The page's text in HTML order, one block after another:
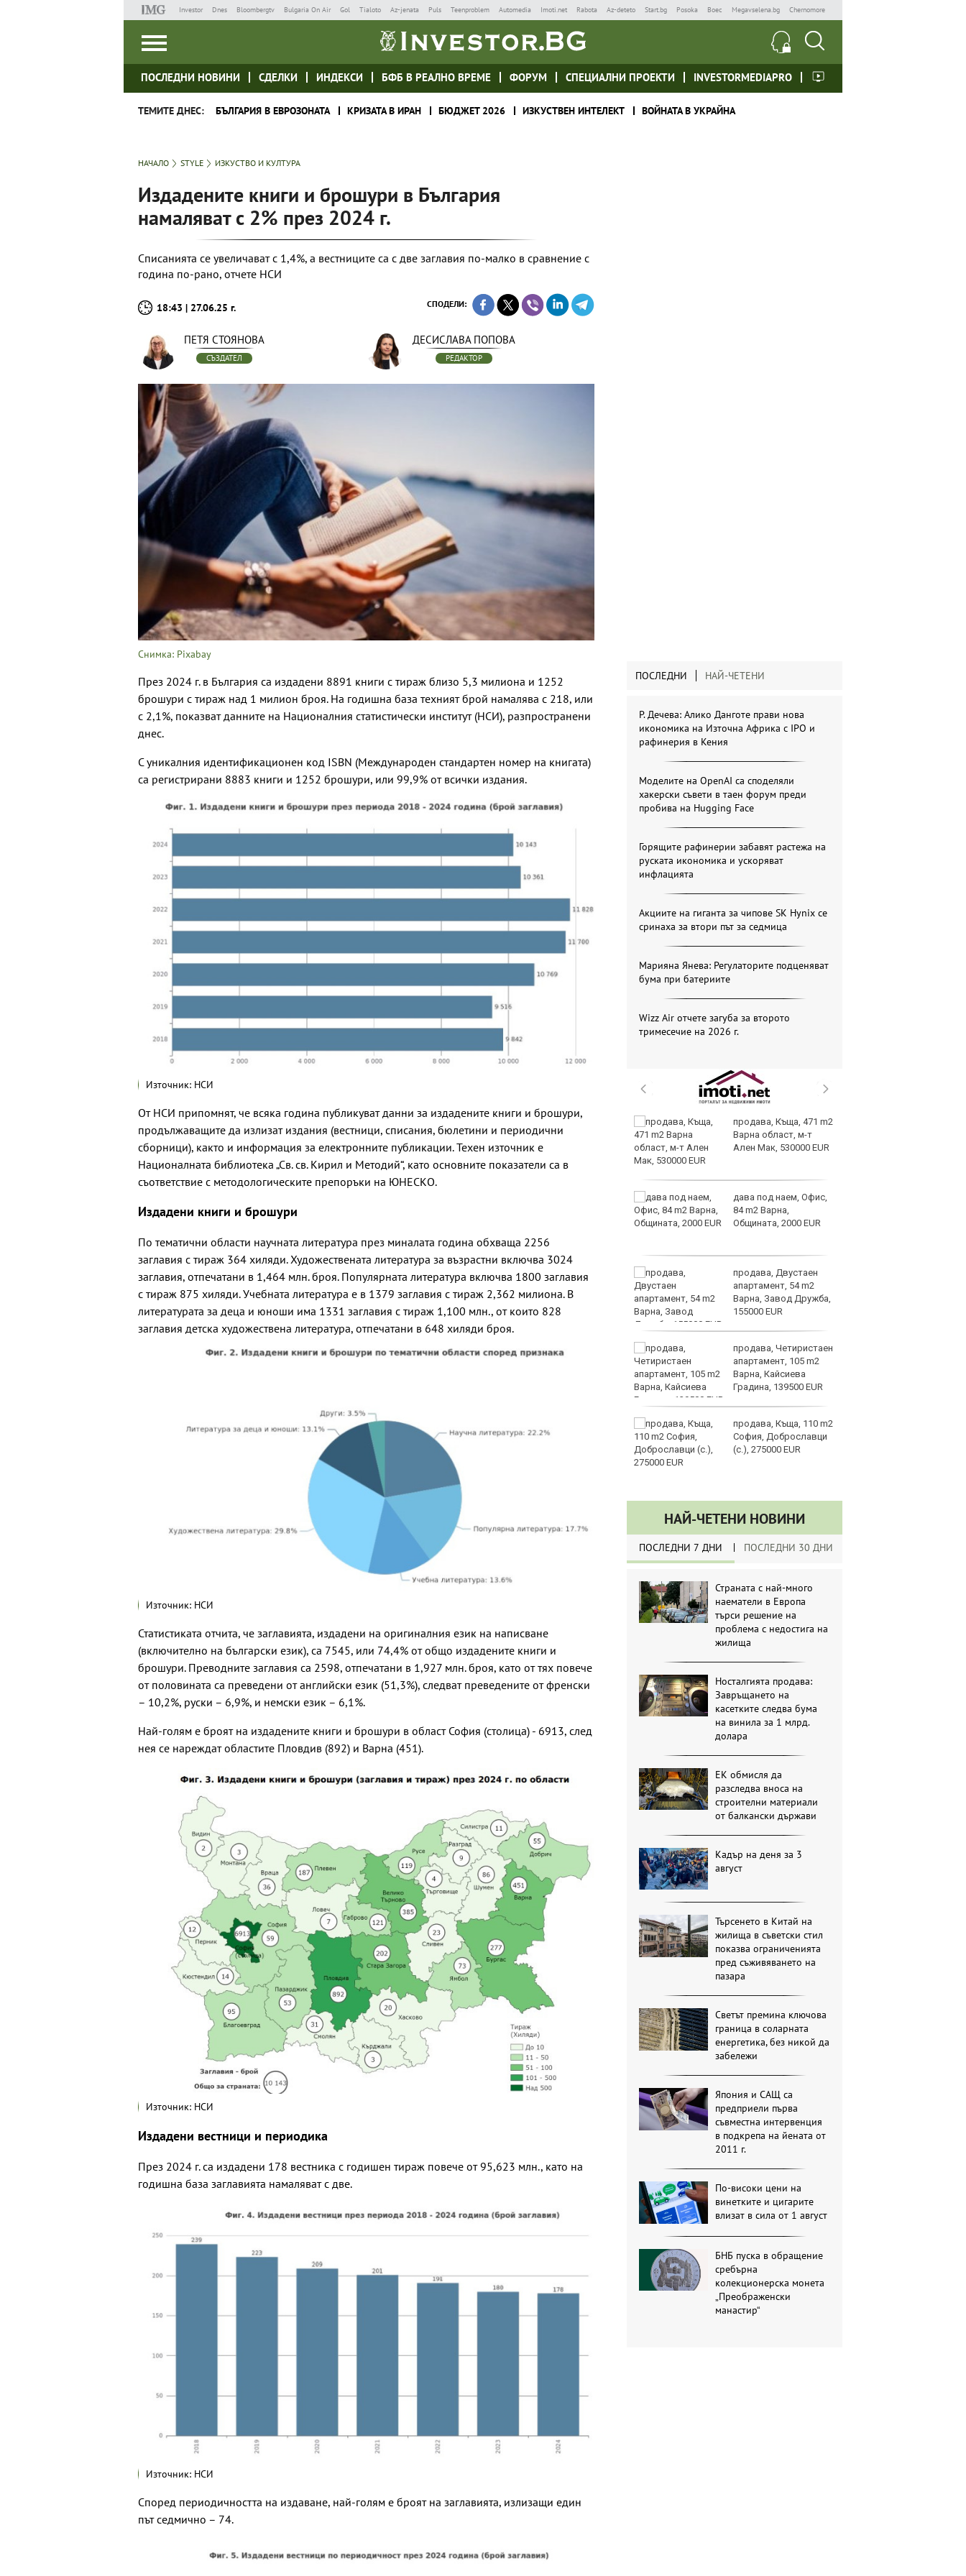
Investor Dnes Bloombergtv Bulgaria On Air Gol Tialoto Az-jenata Puls Teenproblem Automedia Imoti.net Rabota Az-deteto Start.bg Posoka Boec Megavselena.bg Chernomore
ПОСЛЕДНИ НОВИНИ СДЕЛКИ ИНДЕКСИ БФБ В РЕАЛНО ВРЕМЕ ФОРУМ СПЕЦИАЛНИ ПРОЕКТИ INVESTORMEDIAPRO
ТЕМИТЕ ДНЕС: БЪЛГАРИЯ В ЕВРОЗОНАТА КРИЗАТА В ИРАН БЮДЖЕТ 2026 ИЗКУСТВЕН ИНТЕЛЕКТ ВОЙНАТА В УКРАЙНА
НАЧАЛО STYLE ИЗКУСТВО И КУЛТУРА
Издадените книги и брошури в България
намаляват с 2% през 2024 г.
Списанията се увеличават с 1,4%, а вестниците са с две заглавия по-малко в сравнение с
година по-рано, отчете НСИ
18:43 | 27.06.25 г. СПОДЕЛИ:
ПЕТЯ СТОЯНОВА
СЪЗДАТЕЛ
ДЕСИСЛАВА ПОПОВА
РЕДАКТОР
Снимка: Pixabay
През 2024 г. в България са издадени 8891 книги с тираж близо 5,3 милиона и 1252
брошури с тираж над 1 милион броя. На годишна база техният брой намалява с 218, или
с 2,1%, показват данните на Националния статистически институт (НСИ), разпространени
днес.
С уникалния идентификационен код ISBN (Международен стандартен номер на книгата)
са регистрирани 8883 книги и 1252 брошури, или 99,9% от всички издания.
Източник: НСИ
От НСИ припомнят, че всяка година публикуват данни за издадените книги и брошури,
продължаващите да излизат издания (вестници, списания, бюлетини и периодични
сборници), както и информация за електронните публикации. Техен източник е
Националната библиотека „Св. св. Кирил и Методий“, като основните показатели са в
съответствие с методологическите препоръки на ЮНЕСКО.
Издадени книги и брошури
По тематични области научната литература през миналата година обхваща 2256
заглавия с тираж 364 хиляди. Художествената литература за възрастни включва 3024
заглавия, отпечатани в 1,464 млн. броя. Популярната литература включва 1800 заглавия
с тираж 875 хиляди. Учебната литература е в 1379 заглавия с тираж 2,362 милиона. В
литературата за деца и юноши има 1331 заглавия с тираж 1,100 млн., от които 828
заглавия детска художествена литература, отпечатани в 648 хиляди броя.
Източник: НСИ
Статистиката отчита, че заглавията, издадени на оригиналния език на написване
(включително на български език), са 7545, или 74,4% от общо издадените книги и
брошури. Преводните заглавия са 2598, отпечатани в 1,927 млн. броя, като от тях повече
от половината са преведени от английски език (51,3%), следват преведените от френски
– 10,2%, руски – 6,9%, и немски език – 6,1%.
Най-голям е броят на издадените книги и брошури в област София (столица) - 6913, след
нея се нареждат областите Пловдив (892) и Варна (451).
Източник: НСИ
Издадени вестници и периодика
През 2024 г. са издадени 178 вестника с годишен тираж повече от 95,623 млн., като на
годишна база заглавията намаляват с две.
Източник: НСИ
Според периодичността на издаване, най-голям е броят на заглавията, излизащи един
път седмично – 74.
ПОСЛЕДНИ НАЙ-ЧЕТЕНИ
Р. Дечева: Алико Данготе прави нова
икономика на Източна Африка с IPO и
рафинерия в Кения
Моделите на OpenAI са споделяли
хакерски съвети в таен форум преди
пробива на Hugging Face
Горящите рафинерии забавят растежа на
руската икономика и ускоряват
инфлацията
Акциите на гиганта за чипове SK Hynix се
сринаха за втори път за седмица
Марияна Янева: Регулаторите подценяват
бума при батериите
Wizz Air отчете загуба за второто
тримесечие на 2026 г.
Легендарният кораб
на "Грийнпийс" Arctic
Sunrise пристига във
Варна
Какво ще бъде
Голямо задръстване
на пътя Бургас - Варна
остават без вода днес
продава, Къща, 471 m2
Варна област, м-т
Ален Мак, 530000 EUR
дава под наем, Офис,
84 m2 Варна,
Общината, 2000 EUR
продава, Двустаен
апартамент, 54 m2
Варна, Завод Дружба,
155000 EUR
продава, Четиристаен
апартамент, 105 m2
Варна, Кайсиева
Градина, 139500 EUR
продава, Къща, 110 m2
София, Доброславци
(с.), 275000 EUR
НАЙ-ЧЕТЕНИ НОВИНИ
ПОСЛЕДНИ 7 ДНИ ПОСЛЕДНИ 30 ДНИ
Страната с най-много
наематели в Европа
търси решение на
проблема с недостига на
жилища
Носталгията продава:
Завръщането на
касетките следва бума
на винила за 1 млрд.
долара
ЕК обмисля да
разследва вноса на
строителни материали
от балкански държави
Кадър на деня за 3
август
Търсенето в Китай на
жилища в съветски стил
показва ограниченията
пред съживяването на
пазара
Светът премина ключова
граница в соларната
енергетика, без никой да
забележи
Япония и САЩ са
предприели първа
съвместна интервенция
в подкрепа на йената от
2011 г.
По-високи цени на
винетките и цигарите
влизат в сила от 1 август
БНБ пуска в обращение
сребърна
колекционерска монета
„Преображенски
манастир“